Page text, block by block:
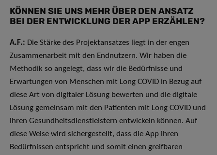
KÖNNEN SIE UNS MEHR ÜBER DEN ANSATZ
BEI DER ENTWICKLUNG DER APP ERZÄHLEN?
A.F.: Die Stärke des Projektansatzes liegt in der engen
Zusammenarbeit mit den Endnutzern. Wir haben die
Methodik so angelegt, dass wir die Bedürfnisse und
Erwartungen von Menschen mit Long COVID in Bezug auf
diese Art von digitaler Lösung bewerten und die digitale
Lösung gemeinsam mit den Patienten mit Long COVID und
ihren Gesundheitsdienstleistern entwickeln können. Auf
diese Weise wird sichergestellt, dass die App ihren
Bedürfnissen entspricht und somit einen greifbaren